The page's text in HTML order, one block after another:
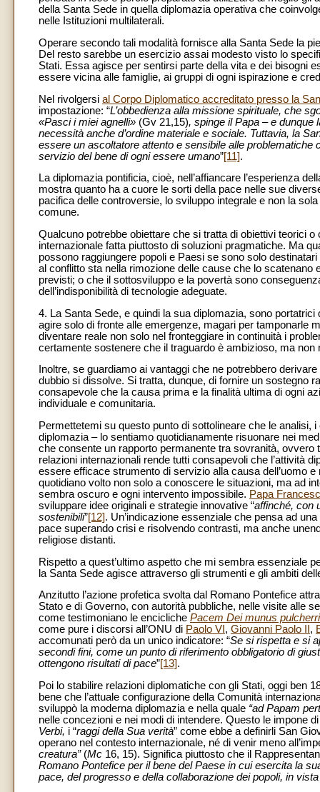
della Santa Sede in quella diplomazia operativa che
nelle Istituzioni multilaterali.
Operare secondo tali modalità fornisce alla Santa Sede la
Del resto sarebbe un esercizio assai modesto visto lo
Stati. Essa agisce per sentirsi parte della vita e dei bisogni
essere vicina alle famiglie, ai gruppi di ogni ispirazione e
Nel rivolgersi al Corpo Diplomatico accreditato presso la
impostazione: “L’obbedienza alla missione spirituale, che
«Pasci i miei agnelli» (Gv 21,15), spinge il Papa – e dunque
necessità anche d’ordine materiale e sociale. Tuttavia, la
essere un ascoltatore attento e sensibile alle problematiche
servizio del bene di ogni essere umano”[11].
La diplomazia pontificia, cioè, nell’affiancare l’esperienza
mostra quanto ha a cuore le sorti della pace nelle sue
pacifica delle controversie, lo sviluppo integrale e non la
comune.
Qualcuno potrebbe obiettare che si tratta di obiettivi teorici
internazionale fatta piuttosto di soluzioni pragmatiche. Ma
possono raggiungere popoli e Paesi se sono solo
al conflitto sta nella rimozione delle cause che lo
previsti; o che il sottosviluppo e la povertà sono
dell’indisponibilità di tecnologie adeguate.
4. La Santa Sede, e quindi la sua diplomazia, sono
agire solo di fronte alle emergenze, magari per tamponarle
diventare reale non solo nel fronteggiare in continuità i
certamente sostenere che il traguardo è ambizioso, ma
Inoltre, se guardiamo ai vantaggi che ne potrebbero
dubbio si dissolve. Si tratta, dunque, di fornire un sostegno
consapevole che la causa prima e la finalità ultima di ogni
individuale e comunitaria.
Permettetemi su questo punto di sottolineare che le
diplomazia – lo sentiamo quotidianamente risuonare nei
che consente un rapporto permanente tra sovranità,
relazioni internazionali rende tutti consapevoli che l’attività
essere efficace strumento di servizio alla causa dell’uomo
quotidiano volto non solo a conoscere le situazioni, ma ad
sembra oscuro e ogni intervento impossibile. Papa
sviluppare idee originali e strategie innovative “affinché, con
sostenibili”[12]. Un’indicazione essenziale che pensa ad
pace superando crisi e risolvendo contrasti, ma anche
religiose distanti.
Rispetto a quest’ultimo aspetto che mi sembra essenziale
la Santa Sede agisce attraverso gli strumenti e gli ambiti
Anzitutto l’azione profetica svolta dal Romano Pontefice
Stato e di Governo, con autorità pubbliche, nelle visite alle
come testimoniano le encicliche Pacem Dei munus
come pure i discorsi all’ONU di Paolo VI , Giovanni Paolo II ,
accomunati però da un unico indicatore: “Se si rispetta e si
secondi fini, come un punto di riferimento obbligatorio di
ottengono risultati di pace”[13].
Poi lo stabilire relazioni diplomatiche con gli Stati, oggi ben
bene che l’attuale configurazione della Comunità
sviluppò la moderna diplomazia e nella quale “ad Papam
nelle concezioni e nei modi di intendere. Questo le impone
Verbi, i “raggi della Sua verità” come ebbe a definirli San
operano nel contesto internazionale, né di venir meno
creatura”(Mc 16, 15). Significa piuttosto che il
Romano Pontefice per il bene del Paese in cui esercita la
pace, del progresso e della collaborazione dei popoli, in